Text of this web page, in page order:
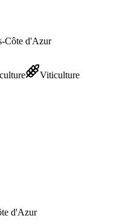
Côte d'Azur
Viticulture
d'Azur